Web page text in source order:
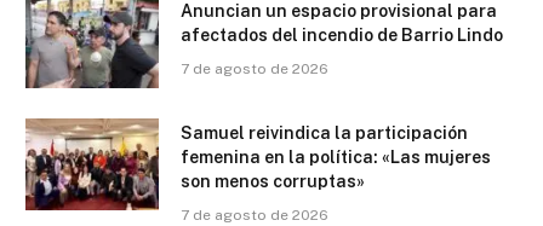
Anuncian un espacio provisional para
afectados del incendio de Barrio Lindo
7 de agosto de 2026
Samuel reivindica la participación
femenina en la política: «Las mujeres
son menos corruptas»
7 de agosto de 2026